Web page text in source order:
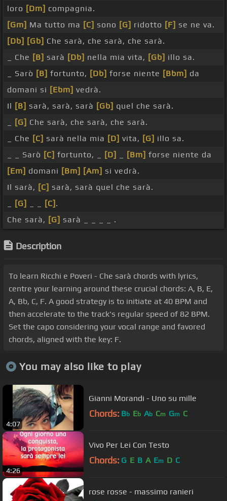
loro [Dm] compagnia.
[Gm] Ma tutto ma [C] sono [G] ridotto [F] se ne va.
[Db] [Gb] Che sarà, che sarà, che sarà.
_ Che [B] sarà [Db] nella mia vita, [Gb] illo sa.
_ Sarò [B] fortunto, [Db] forse niente [Bbm] da
domani si [Ebm] vedrà.
Il [B] sarà, sarà, sarà [Gb] quel che sarà.
[G] Che sarà, che sarà, che sarà.
_ Che [C] sarà nella mia [D] vita, [G] illo sa.
_ _ Sarò [C] fortunto, _ [D] [Bm] forse niente da
[Em] domani [Bm] [Am] si vedrà.
Il sarà, [C] sarà, sarà quel che sarà.
[G] [C] .
Che sarà, [G] sarà _ _ _ _ .
Description
To learn Ricchi e Poveri - Che sarà chords with lyrics,
centre your learning around these crucial chords: A, B, E,
A, Bb, C, F. A good strategy is to initiate at 40 BPM and
then accelerate to the track's regular speed of 82 BPM.
Set the capo considering your vocal range and favored
chords, aligned with the key: F.
You may also like to play
4:07
Gianni Morandi - Uno su mille
Chords: Bb Eb Ab Cm Gm C
4:26
Vivo Per Lei Con Testo
Chords: G E B A Em D C
rose rosse - massimo ranieri